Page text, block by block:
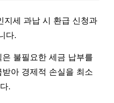
지세 과납 시 환급 신청과
다.
불필요한 세금 납부를
아 경제적 손실을 최소
.